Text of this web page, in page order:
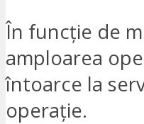
În funcție de
amploarea
întoarce la
operație.